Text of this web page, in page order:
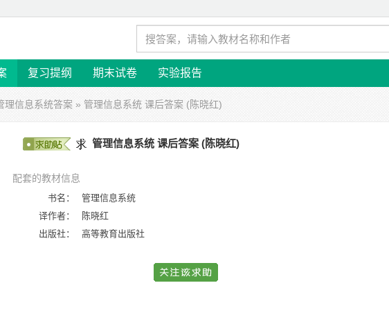
复习提纲 期末试卷 实验报告
理信息系统答案 » 管理信息系统 课后答案 (陈晓红)
管理信息系统 课后答案 (陈晓红)
配套的教材信息
书名：
管理信息系统
译作者：
陈晓红
出版社：
高等教育出版社